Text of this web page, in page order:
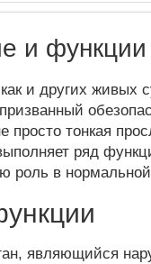
и функции
как и других
просто тонкая
ряд
роль в нормальной
являющийся